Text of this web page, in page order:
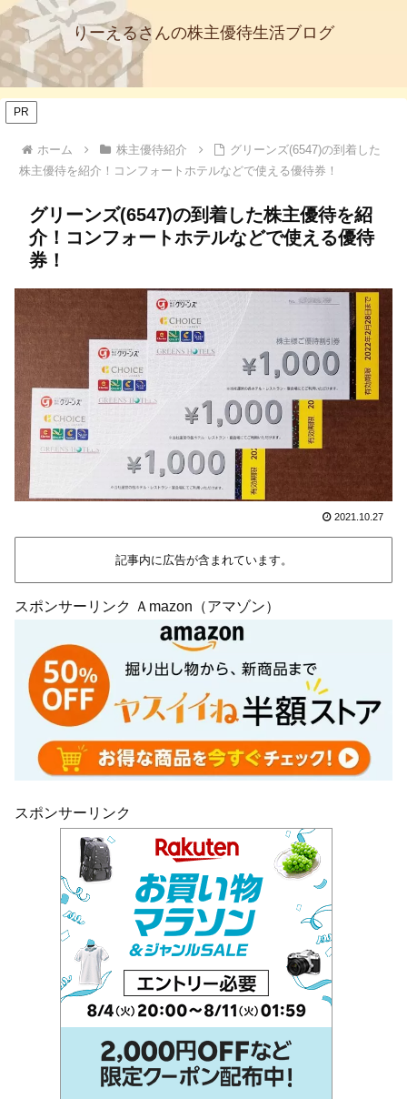
りーえるさんの株主優待生活ブログ
PR
ホーム 株主優待紹介
グリーンズ(6547)の到着した
株主優待を紹介！コンフォートホテルなどで使える優待券！
グリーンズ(6547)の到着した株主優待を紹
介！コンフォートホテルなどで使える優待
券！
2021.10.27
記事内に広告が含まれています。
スポンサーリンク Ａmazon（アマゾン）
スポンサーリンク